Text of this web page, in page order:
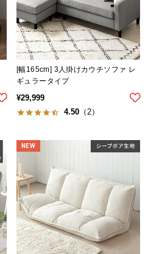
[幅165cm] 3人掛けカウチソファ レ
ギュラータイプ
¥29,999
4.50 （2）
NEW